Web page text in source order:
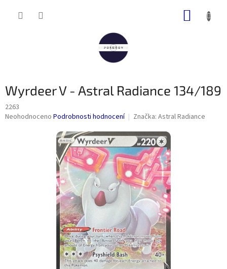
Wyrdeer V - Astral Radiance 134/189
2263
Průměrné
Neohodnoceno Podrobnosti hodnocení Značka: Astral Radiance